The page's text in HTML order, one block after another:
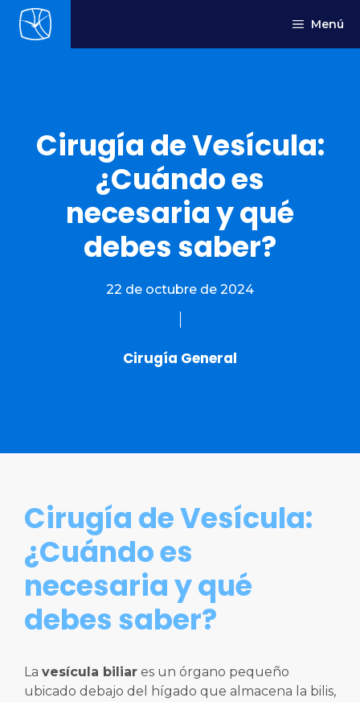
Saltar
Menú
Cirugía de Vesícula:
¿Cuándo es
necesaria y qué
debes saber?
22 de octubre de 2024
Cirugía General
Cirugía de Vesícula:
¿Cuándo es
necesaria y qué
debes saber?
La vesícula biliar es un órgano pequeño
ubicado debajo del hígado que almacena la bilis,